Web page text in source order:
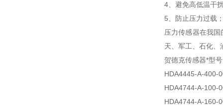
4、避免高低温干
5、防止压力过载
压力传感器在我
天、军工、石化、
贺德克传感器*型
HDA4445-A-400-
HDA4744-A-100-
HDA4744-A-160-